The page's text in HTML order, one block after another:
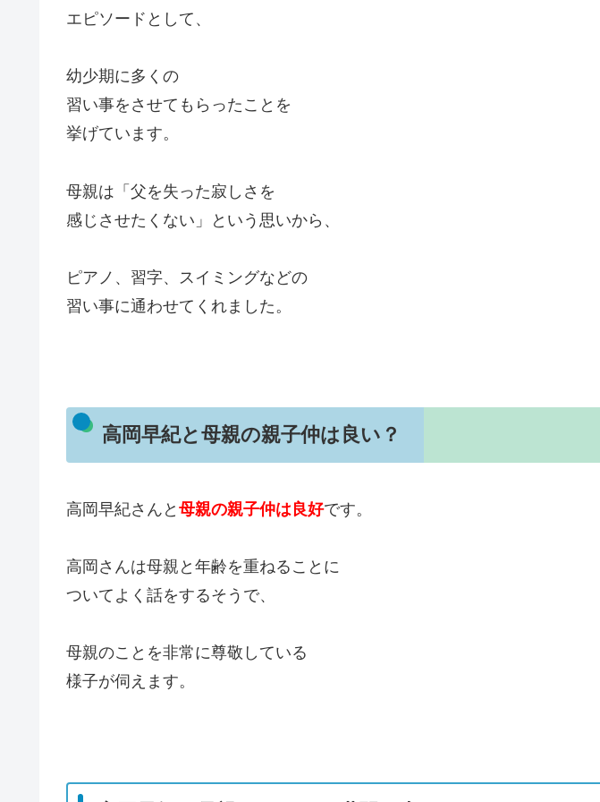
エピソードとして、
幼少期に多くの
習い事をさせてもらったことを
挙げています。
母親は「父を失った寂しさを
感じさせたくない」という思いから、
ピアノ、習字、スイミングなどの
習い事に通わせてくれました。
高岡早紀と母親の親子仲は良い？
高岡早紀さんと 母親の親子仲は良好です。
高岡さんは母親と年齢を重ねることに
ついてよく話をするそうで、
母親のことを非常に尊敬している
様子が伺えます。